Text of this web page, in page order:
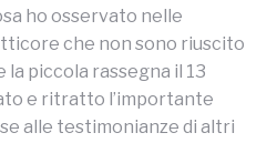
ho osservato nelle
che non sono riuscito
piccola rassegna il 13
e ritratto l’importante
alle testimonianze di altri